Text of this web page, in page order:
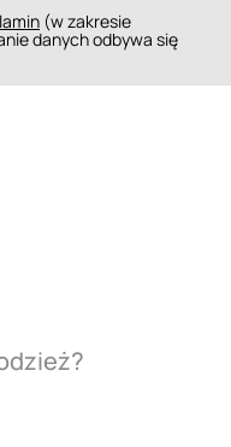
(w zakresie
danych odbywa się